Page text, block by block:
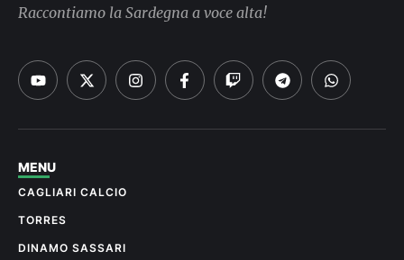
Raccontiamo la Sardegna a voce alta!
MENU
CAGLIARI CALCIO
TORRES
DINAMO SASSARI